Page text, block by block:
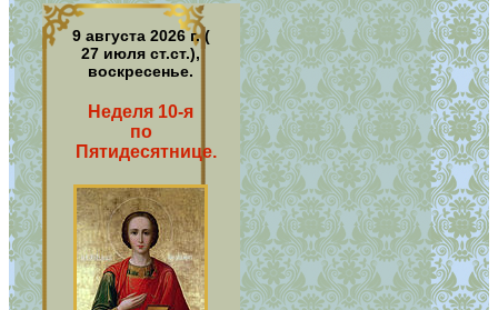
9 августа 2026 г. (
27 июля ст.ст.),
воскресенье.
Неделя 10-я
по
Пятидесятнице.